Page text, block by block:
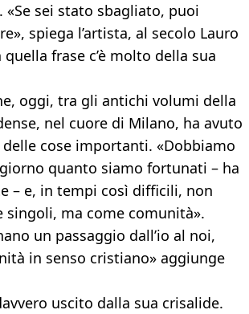
«Se sei stato sbagliato, puoi
spiega l’artista, al secolo Lauro
frase c’è molto della sua
oggi, tra gli antichi volumi della
nel cuore di Milano, ha avuto
cose importanti. «Dobbiamo
quanto siamo fortunati – ha
– e, in tempi così difficili, non
singoli, ma come comunità».
un passaggio dall’io al noi,
in senso cristiano» aggiunge
uscito dalla sua crisalide.